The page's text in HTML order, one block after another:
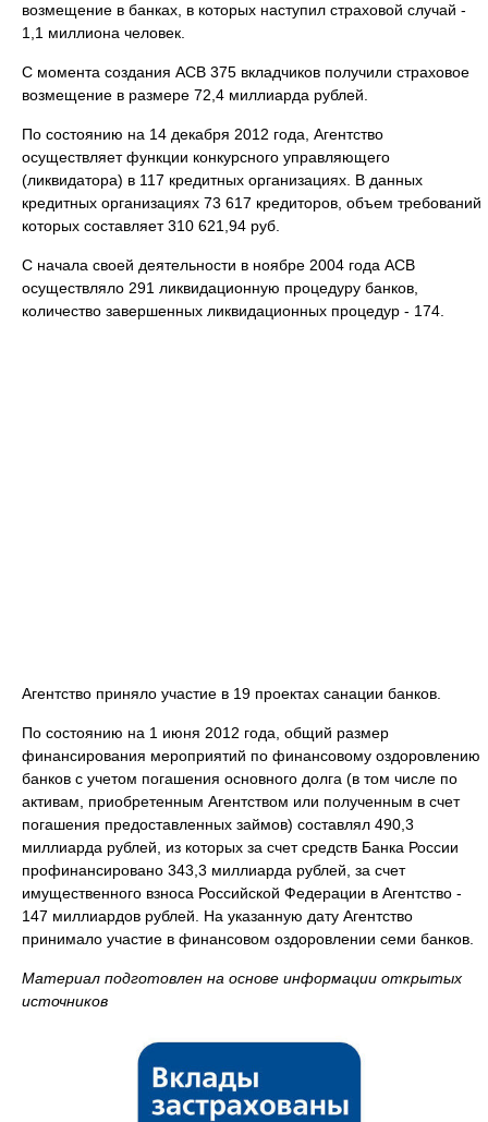
возмещение в банках, в которых наступил страховой случай -
1,1 миллиона человек.
С момента создания АСВ 375 вкладчиков получили страховое
возмещение в размере 72,4 миллиарда рублей.
По состоянию на 14 декабря 2012 года, Агентство
осуществляет функции конкурсного управляющего
(ликвидатора) в 117 кредитных организациях. В данных
кредитных организациях 73 617 кредиторов, объем требований
которых составляет 310 621,94 руб.
С начала своей деятельности в ноябре 2004 года АСВ
осуществляло 291 ликвидационную процедуру банков,
количество завершенных ликвидационных процедур ‑ 174.
Агентство приняло участие в 19 проектах санации банков.
По состоянию на 1 июня 2012 года, общий размер
финансирования мероприятий по финансовому оздоровлению
банков с учетом погашения основного долга (в том числе по
активам, приобретенным Агентством или полученным в счет
погашения предоставленных займов) составлял 490,3
миллиарда рублей, из которых за счет средств Банка России
профинансировано 343,3 миллиарда рублей, за счет
имущественного взноса Российской Федерации в Агентство -
147 миллиардов рублей. На указанную дату Агентство
принимало участие в финансовом оздоровлении семи банков.
Материал подготовлен на основе информации открытых
источников